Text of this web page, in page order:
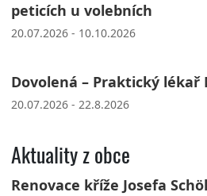
peticích u volebních
20.07.2026 - 10.10.2026
Dovolená – Praktický lékař
20.07.2026 - 22.8.2026
Aktuality z obce
Renovace kříže Josefa